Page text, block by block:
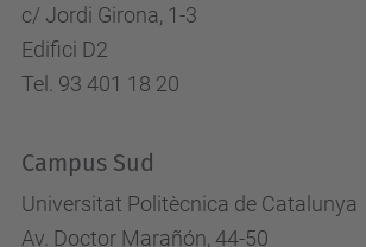
c/ Jordi Girona, 1-3
Edifici D2
Tel. 93 401 18 20
Campus Sud
Universitat Politècnica de Catalunya
Av. Doctor Marañón, 44-50